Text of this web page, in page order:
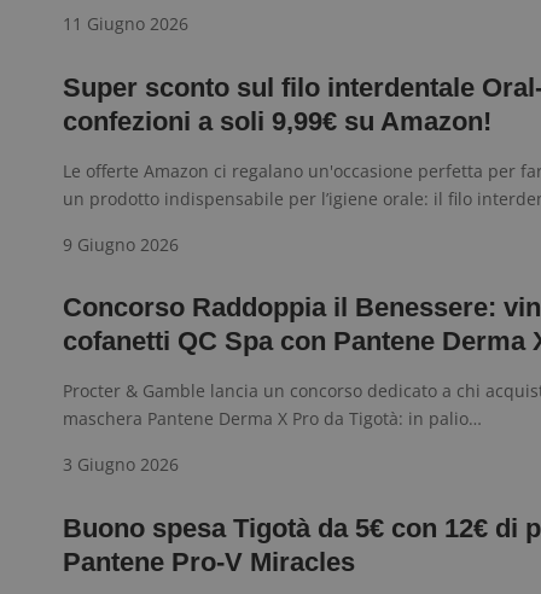
11 Giugno 2026
Super sconto sul filo interdentale
confezioni a soli 9,99€ su Amazon!
Le offerte Amazon ci regalano un'occasione perfetta per
un prodotto indispensabile per l’igiene orale: il filo
9 Giugno 2026
Concorso Raddoppia il Benessere:
cofanetti QC Spa con Pantene Derma
Procter & Gamble lancia un concorso dedicato a chi
maschera Pantene Derma X Pro da Tigotà: in palio…
3 Giugno 2026
Buono spesa Tigotà da 5€ con 12€ di
Pantene Pro-V Miracles
I cookie
dell'account. Il sito
Nome
_GRECAPTCHA
Nome